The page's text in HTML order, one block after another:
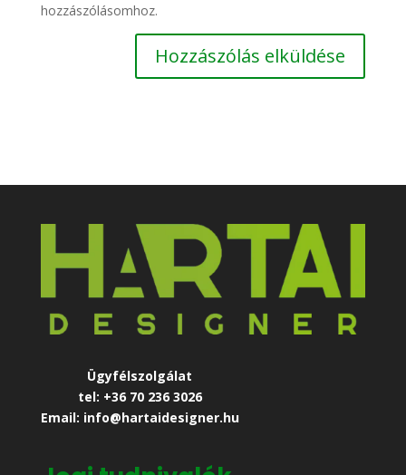
hozzászólásomhoz.
Ügyfélszolgálat
tel: +36 70 236 3026
Email: info@hartaidesigner.hu